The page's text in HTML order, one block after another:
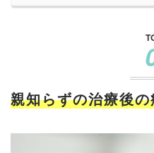
親知らずの治療後